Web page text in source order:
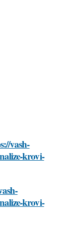
vash-
krovi-
krovi-